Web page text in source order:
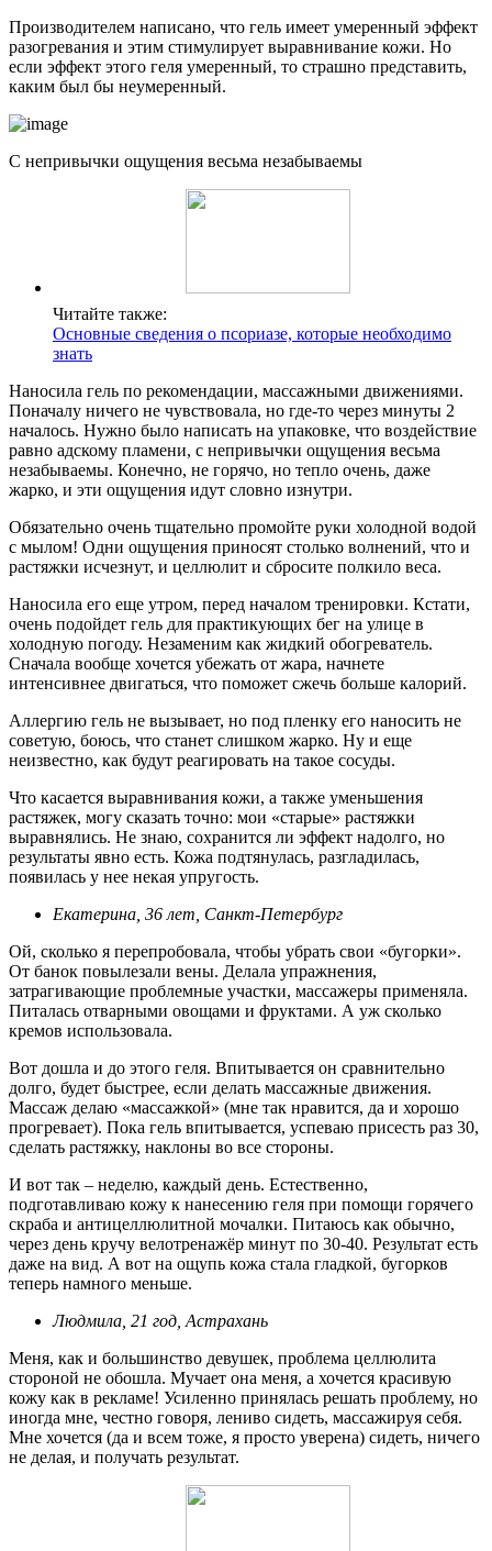
Производителем написано, что гель имеет умеренный эффект
разогревания и этим стимулирует выравнивание кожи. Но
если эффект этого геля умеренный, то страшно представить,
каким был бы неумеренный.
С непривычки ощущения весьма незабываемы
Читайте также:
Основные сведения о псориазе, которые необходимо
знать
Наносила гель по рекомендации, массажными движениями.
Поначалу ничего не чувствовала, но где-то через минуты 2
началось. Нужно было написать на упаковке, что воздействие
равно адскому пламени, с непривычки ощущения весьма
незабываемы. Конечно, не горячо, но тепло очень, даже
жарко, и эти ощущения идут словно изнутри.
Обязательно очень тщательно промойте руки холодной водой
с мылом! Одни ощущения приносят столько волнений, что и
растяжки исчезнут, и целлюлит и сбросите полкило веса.
Наносила его еще утром, перед началом тренировки. Кстати,
очень подойдет гель для практикующих бег на улице в
холодную погоду. Незаменим как жидкий обогреватель.
Сначала вообще хочется убежать от жара, начнете
интенсивнее двигаться, что поможет сжечь больше калорий.
Аллергию гель не вызывает, но под пленку его наносить не
советую, боюсь, что станет слишком жарко. Ну и еще
неизвестно, как будут реагировать на такое сосуды.
Что касается выравнивания кожи, а также уменьшения
растяжек, могу сказать точно: мои «старые» растяжки
выравнялись. Не знаю, сохранится ли эффект надолго, но
результаты явно есть. Кожа подтянулась, разгладилась,
появилась у нее некая упругость.
Екатерина, 36 лет, Санкт-Петербург
Ой, сколько я перепробовала, чтобы убрать свои «бугорки».
От банок повылезали вены. Делала упражнения,
затрагивающие проблемные участки, массажеры применяла.
Питалась отварными овощами и фруктами. А уж сколько
кремов использовала.
Вот дошла и до этого геля. Впитывается он сравнительно
долго, будет быстрее, если делать массажные движения.
Массаж делаю «массажкой» (мне так нравится, да и хорошо
прогревает). Пока гель впитывается, успеваю присесть раз 30,
сделать растяжку, наклоны во все стороны.
И вот так – неделю, каждый день. Естественно,
подготавливаю кожу к нанесению геля при помощи горячего
скраба и антицеллюлитной мочалки. Питаюсь как обычно,
через день кручу велотренажёр минут по 30-40. Результат есть
даже на вид. А вот на ощупь кожа стала гладкой, бугорков
теперь намного меньше.
Людмила, 21 год, Астрахань
Меня, как и большинство девушек, проблема целлюлита
стороной не обошла. Мучает она меня, а хочется красивую
кожу как в рекламе! Усиленно принялась решать проблему, но
иногда мне, честно говоря, лениво сидеть, массажируя себя.
Мне хочется (да и всем тоже, я просто уверена) сидеть, ничего
не делая, и получать результат.